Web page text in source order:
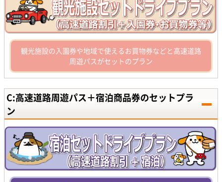
観光施設の入園券や地域で使えるお買物券などと高速道路
周遊パスがセットのプラン
C:高速道路周遊パス＋宿泊商品券のセットプラ
ン